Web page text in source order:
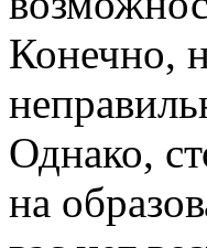
Конечно,
Однако,
на